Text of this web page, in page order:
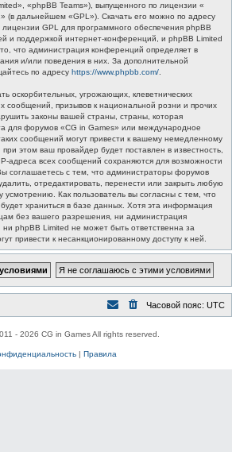
«phpBB Teams»), выпущенного по лицензии «
» (в дальнейшем «GPL»). Скачать его можно по адресу
лицензии GPL для программного обеспечения phpBB
и поддержкой интернет-конференций, и phpBB Limited
что администрация конференций определяет в
и/или поведения в них. За дополнительной
по адресу https://www.phpbb.com/
оскорбительных, угрожающих, клеветнических
сообщений, призывов к национальной розни и прочих
законы вашей страны, страны, которая
для форумов «CG in Games» или международное
сообщений могут привести к вашему немедленному
этом ваш провайдер будет поставлен в известность,
адреса всех сообщений сохраняются для возможности
соглашаетесь с тем, что администраторы форумов
отредактировать, перенести или закрыть любую
Как пользователь вы согласны с тем, что
храниться в базе данных. Хотя эта информация
без вашего разрешения, ни администрация
phpBB Limited не может быть ответственна за
привести к несанкционированному доступу к ней.
Часовой пояс: UTC
- 2026 CG in Games All rights reserved.
| Правила